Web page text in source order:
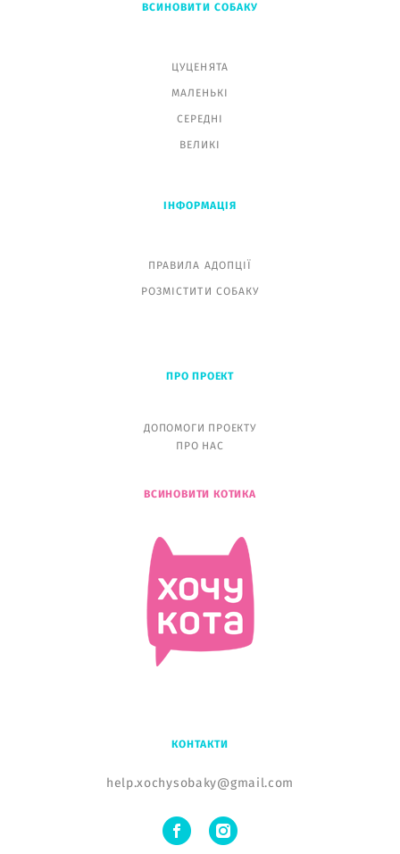
ВСИНОВИТИ СОБАКУ
ЦУЦЕНЯТА
МАЛЕНЬКІ
СЕРЕДНІ
ВЕЛИКІ
ІНФОРМАЦІЯ
ПРАВИЛА АДОПЦІЇ
РОЗМІСТИТИ СОБАКУ
ПРО ПРОЕКТ
ДОПОМОГИ ПРОЕКТУ
ПРО НАС
ВСИНОВИТИ КОТИКА
КОНТАКТИ
help.xochysobaky@gmail.com